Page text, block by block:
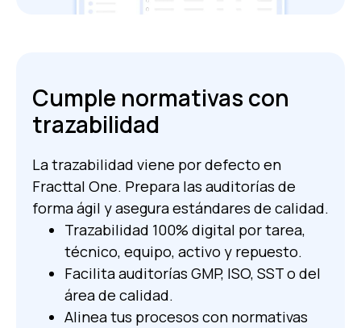
Cumple normativas con
trazabilidad
La trazabilidad viene por defecto en
Fracttal One. Prepara las auditorías de
forma ágil y asegura estándares de calidad.
Trazabilidad 100% digital por tarea,
técnico, equipo, activo y repuesto.
Facilita auditorías GMP, ISO, SST o del
área de calidad.
Alinea tus procesos con normativas